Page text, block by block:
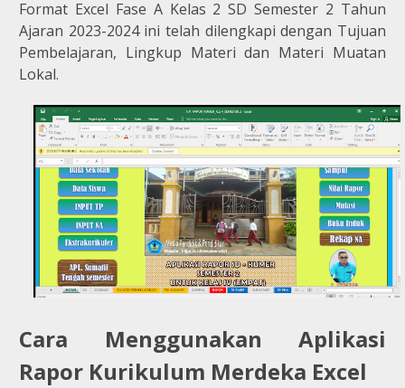
Format Excel Fase A Kelas 2 SD Semester 2 Tahun
Ajaran 2023-2024 ini telah dilengkapi dengan Tujuan
Pembelajaran, Lingkup Materi dan Materi Muatan
Lokal.
Cara Menggunakan Aplikasi
Rapor Kurikulum Merdeka Excel